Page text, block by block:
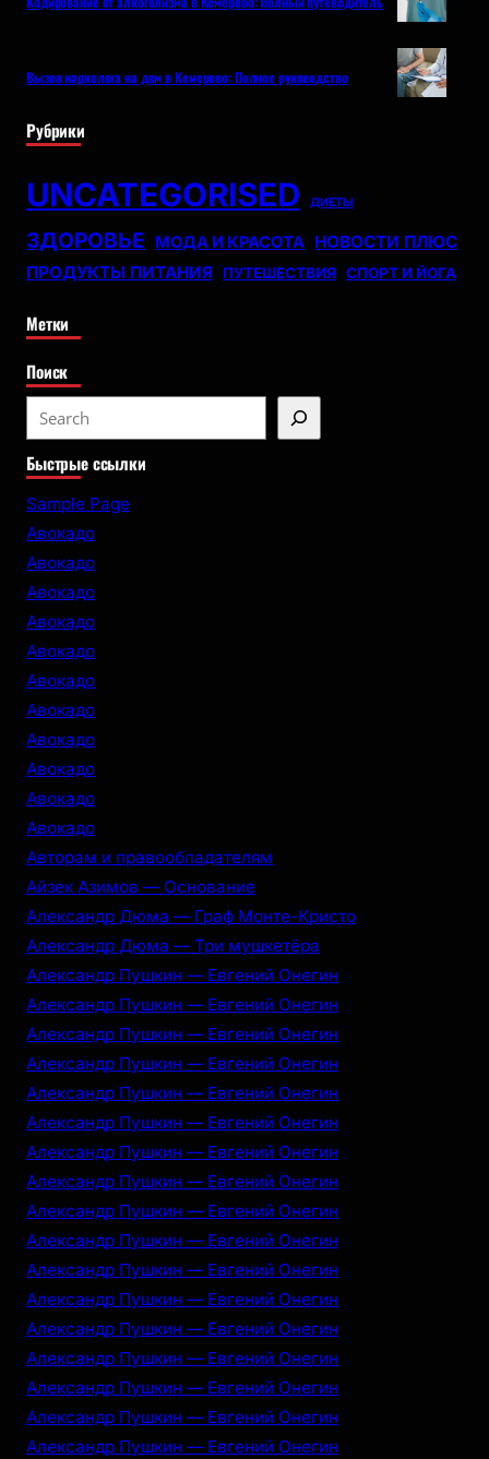
Вызов нарколога на дом в Кемерово: Полное руководство
Рубрики
UNCATEGORISED ДИЕТЫ
ЗДОРОВЬЕ МОДА И КРАСОТА НОВОСТИ ПЛЮС
ПРОДУКТЫ ПИТАНИЯ
ПУТЕШЕСТВИЯ СПОРТ И ЙОГА
Метки
Поиск
e
a
r
Быстрые ссылки
Sample Page
Авокадо
Авокадо
Авокадо
Авокадо
Авокадо
Авокадо
Авокадо
Авокадо
Авокадо
Авокадо
Авокадо
Авторам и правообладателям
Айзек Азимов — Основание
Александр Дюма — Граф Монте-Кристо
Александр Дюма — Три мушкетёра
Александр Пушкин — Евгений Онегин
Александр Пушкин — Евгений Онегин
Александр Пушкин — Евгений Онегин
Александр Пушкин — Евгений Онегин
Александр Пушкин — Евгений Онегин
Александр Пушкин — Евгений Онегин
Александр Пушкин — Евгений Онегин
Александр Пушкин — Евгений Онегин
Александр Пушкин — Евгений Онегин
Александр Пушкин — Евгений Онегин
Александр Пушкин — Евгений Онегин
Александр Пушкин — Евгений Онегин
Александр Пушкин — Евгений Онегин
Александр Пушкин — Евгений Онегин
Александр Пушкин — Евгений Онегин
Александр Пушкин — Евгений Онегин
Александр Пушкин — Евгений Онегин